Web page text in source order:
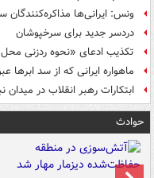
ونس: ایرانی‌ها
دردسر جدید برای سرخپوشان
تکذیب ادعای «نحوه ردزنی محل
ماهواره ایرانی که از سد ابرها
ابتکارات رهبر انقلاب در میدان
حوادث